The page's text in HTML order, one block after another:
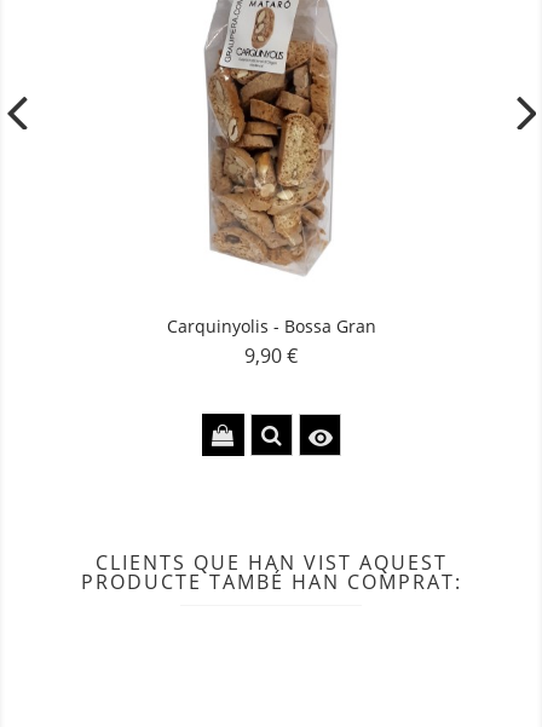
Carquinyolis - Bossa Gran
Preu
9,90 €

CLIENTS QUE HAN VIST AQUEST
PRODUCTE TAMBÉ HAN COMPRAT: